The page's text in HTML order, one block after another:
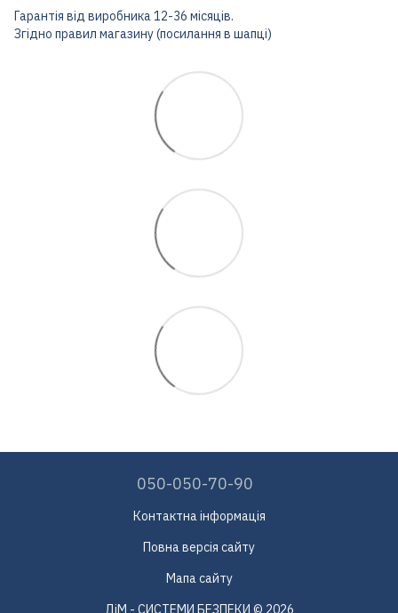
Гарантія від виробника 12-36 місяців.
Згідно правил магазину (посилання в шапці)
050-050-70-90
Контактна інформація
Повна версія сайту
Мапа сайту
ДіМ - СИСТЕМИ БЕЗПЕКИ © 2026